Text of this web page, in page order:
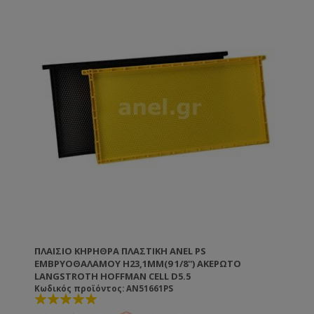
ΠΛΑΊΣΙΟ ΚΗΡΉΘΡΑ ΠΛΑΣΤΙΚΉ ANEL PS
ΕΜΒΡΥΟΘΑΛΆΜΟΥ H23,1MM(9 1/8'') ΑΚΈΡΩΤΟ
LANGSTROTH HOFFMAN CELL D5.5
Κωδικός προϊόντος: AN51661PS